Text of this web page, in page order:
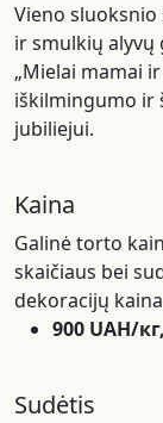
Vieno
ir smulkių alyvų
„Mielai mamai
iškilmingumo ir
jubiliejui.
Kaina
Galinė torto
skaičiaus bei
dekoracijų
900 UAH/
Sudėtis